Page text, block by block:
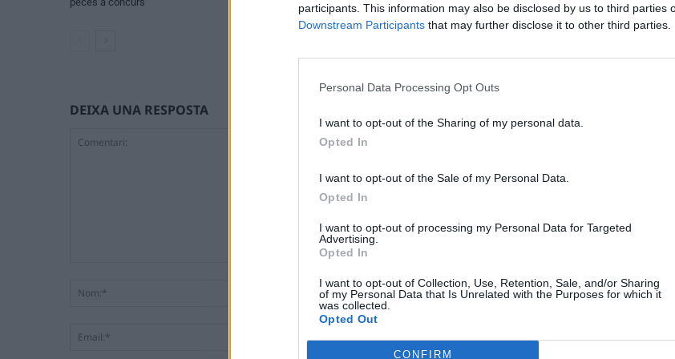
participants. This information may also be disclosed by us to third parties
Downstream Participants that may further disclose it to other third parties.
Personal Data Processing Opt Outs
I want to opt-out of the Sharing of my personal data.
Opted In
I want to opt-out of the Sale of my Personal Data.
Opted In
I want to opt-out of processing my Personal Data for Targeted
Advertising.
Opted In
I want to opt-out of Collection, Use, Retention, Sale, and/or Sharing
of my Personal Data that Is Unrelated with the Purposes for which it
was collected.
Opted Out
CONFIRM
DEIXA UNA RESPOSTA